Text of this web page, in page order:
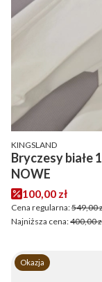
PRODUCENT
KINGSLAND
Bryczesy białe
NOWE
Cena promocyjna
100,00 zł
Cena regularna:549,00
Najniższa cena:400,00
Okazja